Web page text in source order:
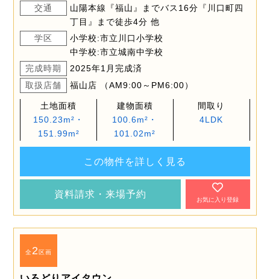
交通
山陽本線『福山』までバス16分『川口町四
丁目』まで徒歩4分 他
学区
小学校:市立川口小学校
中学校:市立城南中学校
完成時期
2025年1月完成済
取扱店舗
福山店 （AM9:00～PM6:00）
土地面積
150.23m²・
151.99m²
建物面積
100.6m²・
101.02m²
間取り
4LDK
この物件を詳しく見る
資料請求・来場予約
お気に入り登録
全2区画